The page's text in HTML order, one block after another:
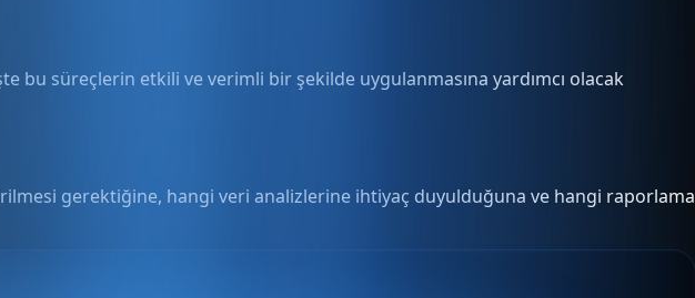
süreçlerin etkili ve verimli bir şekilde uygulanmasına yardımcı olacak
gerektiğine, hangi veri analizlerine ihtiyaç duyulduğuna ve hangi raporlama